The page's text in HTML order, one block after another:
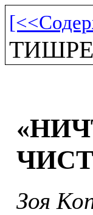
Зоя